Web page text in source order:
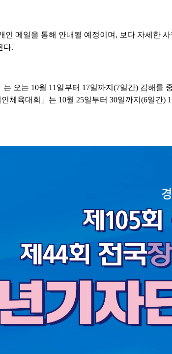
인 메일을 통해 안내될 예정이며, 보다 자세한
다.
오는 10월 11일부터 17일까지(7일간) 김해를
체육대회」는 10월 25일부터 30일까지(6일간)